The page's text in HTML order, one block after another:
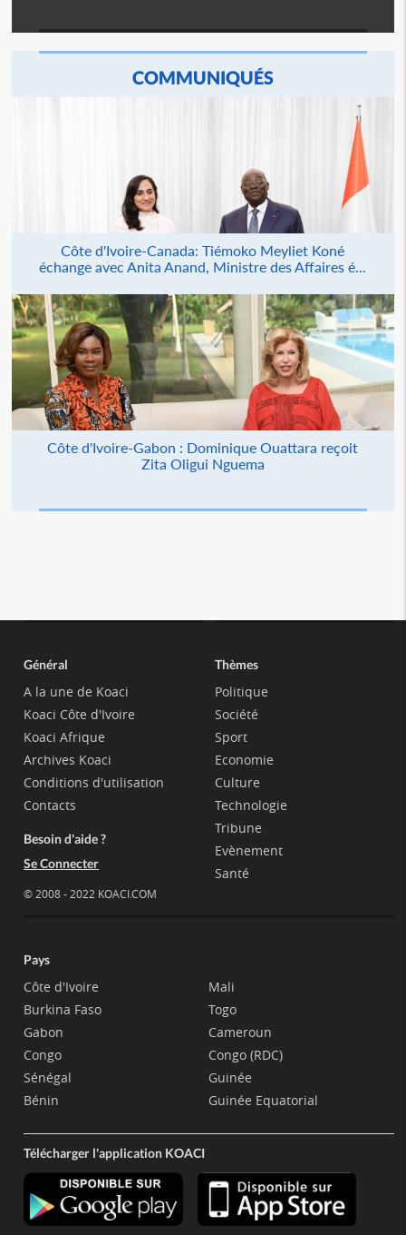
COMMUNIQUÉS
Côte d'Ivoire-Canada: Tiémoko Meyliet Koné
échange avec Anita Anand, Ministre des Affaires é...
Côte d'Ivoire-Gabon : Dominique Ouattara reçoit
Zita Oligui Nguema
Général
A la une de Koaci
Koaci Côte d'Ivoire
Koaci Afrique
Archives Koaci
Conditions d'utilisation
Contacts
Besoin d'aide ?
Se Connecter
© 2008 - 2022 KOACI.COM
Thèmes
Politique
Société
Sport
Economie
Culture
Technologie
Tribune
Evènement
Santé
Pays
Côte d'Ivoire
Burkina Faso
Gabon
Congo
Sénégal
Bénin
Mali
Togo
Cameroun
Congo (RDC)
Guinée
Guinée Equatorial
Télécharger l'application KOACI